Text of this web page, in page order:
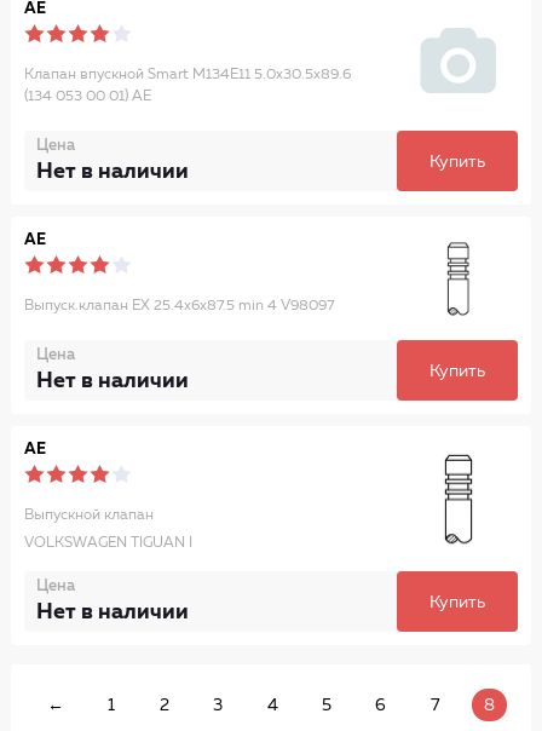
AE
Клапан впускной Smart M134E11 5.0x30.5x89.6
(134 053 00 01) AE
Цена
Нет в наличии Купить
AE
Выпуск.клапан EX 25.4x6x87.5 min 4 V98097
Цена
Нет в наличии Купить
AE
Выпускной клапан
VOLKSWAGEN TIGUAN I
Цена
Нет в наличии Купить
← 1 2 3 4 5 6 7 8